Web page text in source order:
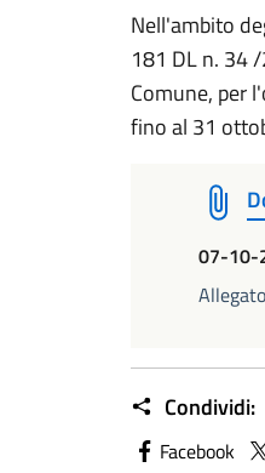
Nell'ambito
181 DL n. 34
Comune, per
fino al 31
07-10-
Condividi:
Facebook